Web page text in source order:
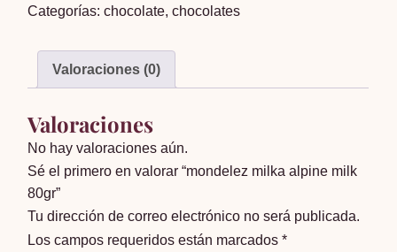
milk
Categorías:chocolate,chocolates
Valoraciones (0)
Valoraciones
No hay valoraciones aún.
Sé el primero en valorar “mondelez milka alpine milk
80gr”
Tu dirección de correo electrónico no será publicada.
Los campos requeridos están marcados*